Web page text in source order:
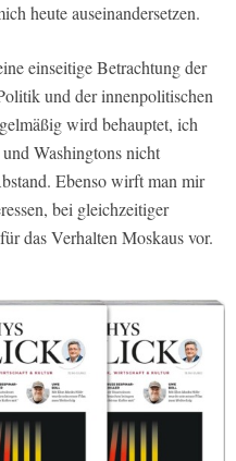
heute auseinandersetzen.
einseitige Betrachtung der
und der innenpolitischen
wird behauptet, ich
Washingtons nicht
Ebenso wirft man mir
bei gleichzeitiger
das Verhalten Moskaus vor.